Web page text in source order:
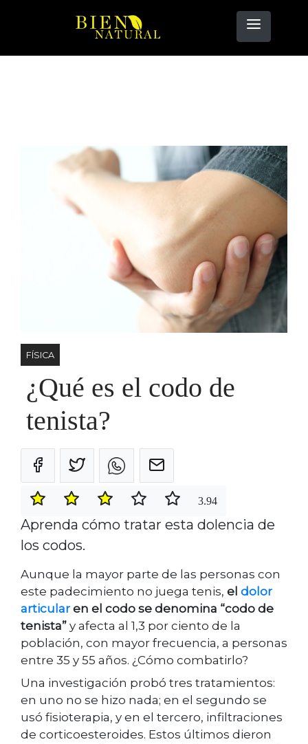
FÍSICA
¿Qué es el codo de
tenista?
3.94
Aprenda cómo tratar esta dolencia de
los codos.
Aunque la mayor parte de las personas con
este padecimiento no juega tenis, el dolor
articular en el codo se denomina “codo de
tenista” y afecta al 1,3 por ciento de la
población, con mayor frecuencia, a personas
entre 35 y 55 años. ¿Cómo combatirlo?
Una investigación probó tres tratamientos:
en uno no se hizo nada; en el segundo se
usó fisioterapia, y en el tercero, infiltraciones
de corticoesteroides. Estos últimos dieron